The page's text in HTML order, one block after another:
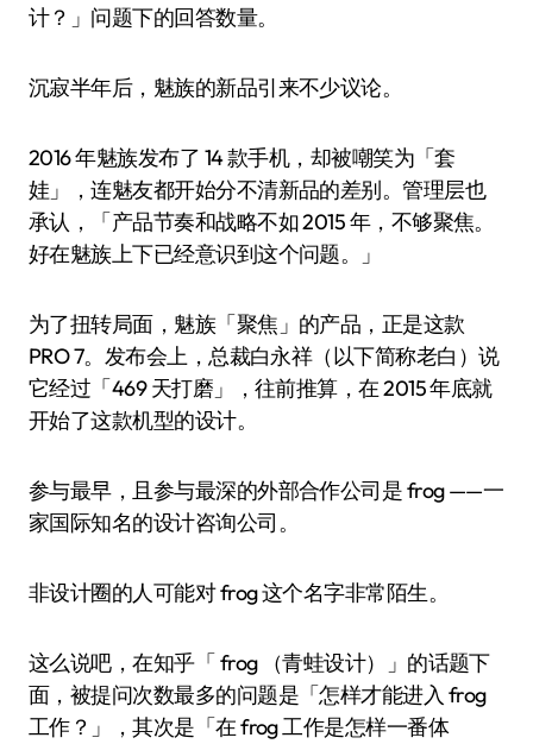
计？」问题下的回答数量。
沉寂半年后，魅族的新品引来不少议论。
2016 年魅族发布了 14 款手机，却被嘲笑为「套
娃」，连魅友都开始分不清新品的差别。管理层也
承认，「产品节奏和战略不如 2015 年，不够聚焦。
好在魅族上下已经意识到这个问题。」
为了扭转局面，魅族「聚焦」的产品，正是这款
PRO 7。发布会上，总裁白永祥（以下简称老白）说
它经过「469 天打磨」，往前推算，在 2015 年底就
开始了这款机型的设计。
参与最早，且参与最深的外部合作公司是 frog ——一
家国际知名的设计咨询公司。
非设计圈的人可能对 frog 这个名字非常陌生。
这么说吧，在知乎「 frog （青蛙设计）」的话题下
面，被提问次数最多的问题是「怎样才能进入 frog
工作？」，其次是「在 frog 工作是怎样一番体